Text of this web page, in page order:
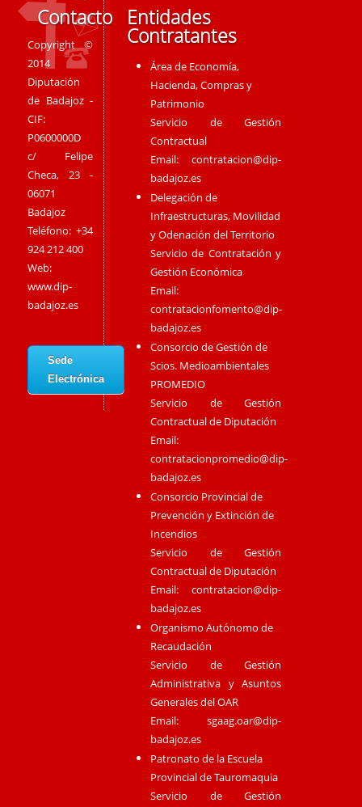
Contacto
Copyright ©
2014
Diputación
de Badajoz -
CIF:
P0600000D
c/ Felipe
Checa, 23 -
06071
Badajoz
Teléfono: +34
924 212 400
Web:
www.dip-
badajoz.es
Sede
Electrónica
Entidades
Contratantes
Área de Economía,
Hacienda, Compras y
Patrimonio
Servicio de Gestión
Contractual
Email:contratacion@dip-
badajoz.es
Delegación de
Infraestructuras, Movilidad
y Odenación del Territorio
Servicio de Contratación y
Gestión Económica
Email:
contratacionfomento@dip-
badajoz.es
Consorcio de Gestión de
Scios. Medioambientales
PROMEDIO
Servicio de Gestión
Contractual de Diputación
Email:
contratacionpromedio@dip-
badajoz.es
Consorcio Provincial de
Prevención y Extinción de
Incendios
Servicio de Gestión
Contractual de Diputación
Email:contratacion@dip-
badajoz.es
Organismo Autónomo de
Recaudación
Servicio de Gestión
Administrativa y Asuntos
Generales del OAR
Email:sgaag.oar@dip-
badajoz.es
Patronato de la Escuela
Provincial de Tauromaquia
Servicio de Gestión